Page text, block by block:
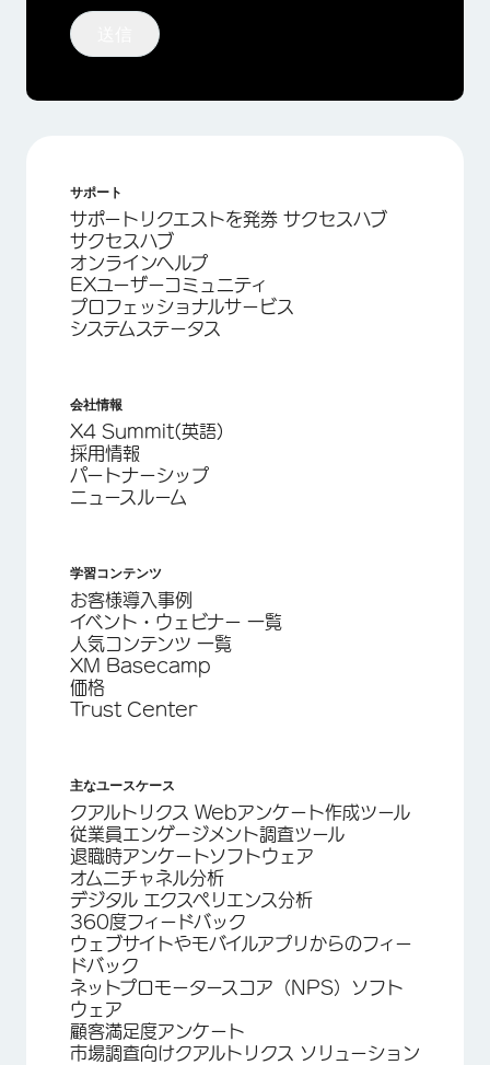
サポート
サポートリクエストを発券 サクセスハブ
サクセスハブ
オンラインヘルプ
EXユーザーコミュニティ
プロフェッショナルサービス
システムステータス
会社情報
X4 Summit(英語)
採用情報
パートナーシップ
ニュースルーム
学習コンテンツ
お客様導入事例
イベント・ウェビナー 一覧
人気コンテンツ 一覧
XM Basecamp
価格
Trust Center
主なユースケース
クアルトリクス Webアンケート作成ツール
従業員エンゲージメント調査ツール
退職時アンケートソフトウェア
オムニチャネル分析
デジタル エクスペリエンス分析
360度フィードバック
ウェブサイトやモバイルアプリからのフィー
ドバック
ネットプロモータースコア（NPS）ソフト
ウェア
顧客満足度アンケート
市場調査向けクアルトリクス ソリューション